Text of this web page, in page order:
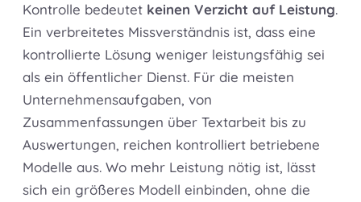
Kontrolle bedeutet keinen Verzicht auf Leistung.
Ein verbreitetes Missverständnis ist, dass eine
kontrollierte Lösung weniger leistungsfähig sei
als ein öffentlicher Dienst. Für die meisten
Unternehmensaufgaben, von
Zusammenfassungen über Textarbeit bis zu
Auswertungen, reichen kontrolliert betriebene
Modelle aus. Wo mehr Leistung nötig ist, lässt
sich ein größeres Modell einbinden, ohne die